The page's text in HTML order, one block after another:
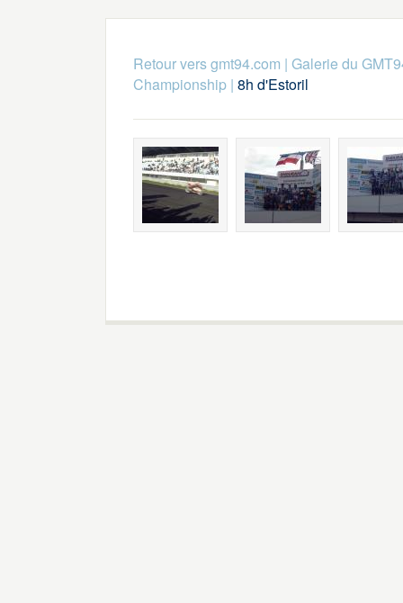
Retour vers gmt94.com | Galerie du
Championship| 8h d'Estoril